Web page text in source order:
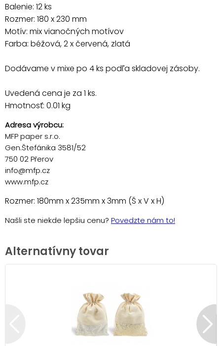
Balenie: 12 ks
Rozmer: 180 x 230 mm
Motív: mix vianočných motívov
Farba: béžová, 2 x červená, zlatá
Dodávame v mixe po 4 ks podľa skladovej zásoby.
Uvedená cena je za 1 ks.
Hmotnosť: 0.01 kg
Adresa výrobcu:
MFP paper s.r.o.
Gen.Štefánika 3581/52
750 02 Přerov
info@mfp.cz
www.mfp.cz
Rozmer: 180mm x 235mm x 3mm (Š x V x H)
Našli ste niekde lepšiu cenu? Povedzte nám to!
Alternatívny tovar